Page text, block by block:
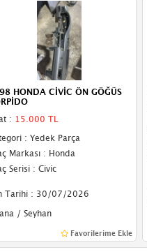
HONDA CİVİC ÖN GÖĞÜS
: 15.000 TL
: Yedek Parça
Markası : Honda
Serisi : Civic
Tarihi : 30/07/2026
/ Seyhan
Favorilerime Ekle